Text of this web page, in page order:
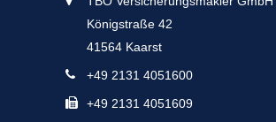
Königstraße 42
41564 Kaarst
+49 2131 4051600
+49 2131 4051609